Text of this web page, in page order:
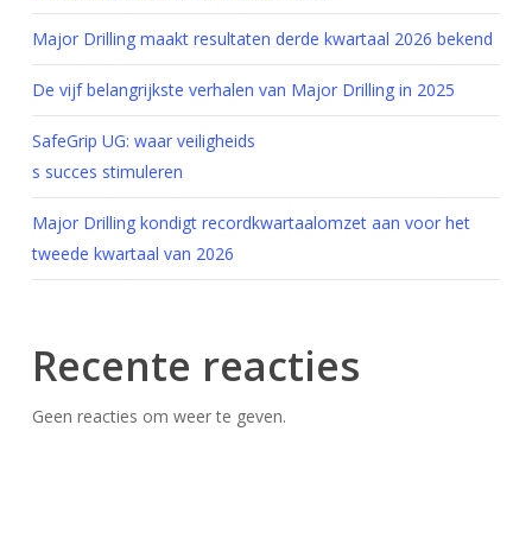
Major Drilling maakt resultaten derde kwartaal 2026 bekend
De vijf belangrijkste verhalen van Major Drilling in 2025
SafeGrip UG: waar veiligheids
s succes stimuleren
Major Drilling kondigt recordkwartaalomzet aan voor het
tweede kwartaal van 2026
Recente reacties
Geen reacties om weer te geven.